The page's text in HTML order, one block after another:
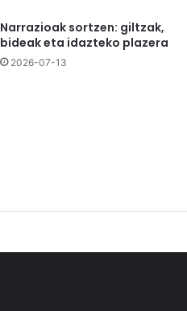
Narrazioak sortzen: giltzak,
bideak eta idazteko plazera
2026-07-13